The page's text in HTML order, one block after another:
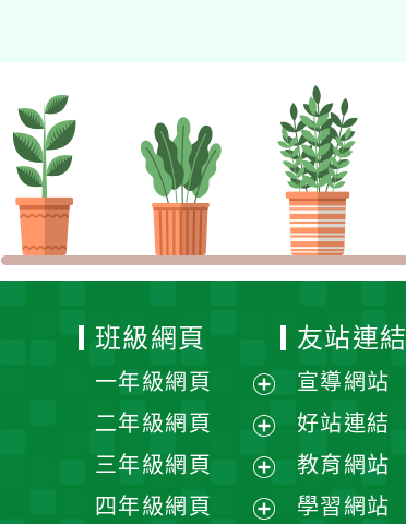
班級網頁
一年級網頁
展
選
單
二年級網頁
展
三年級網頁
展
四年級網頁
友站連結
宣導網站
好站連結
教育網站
學習網站